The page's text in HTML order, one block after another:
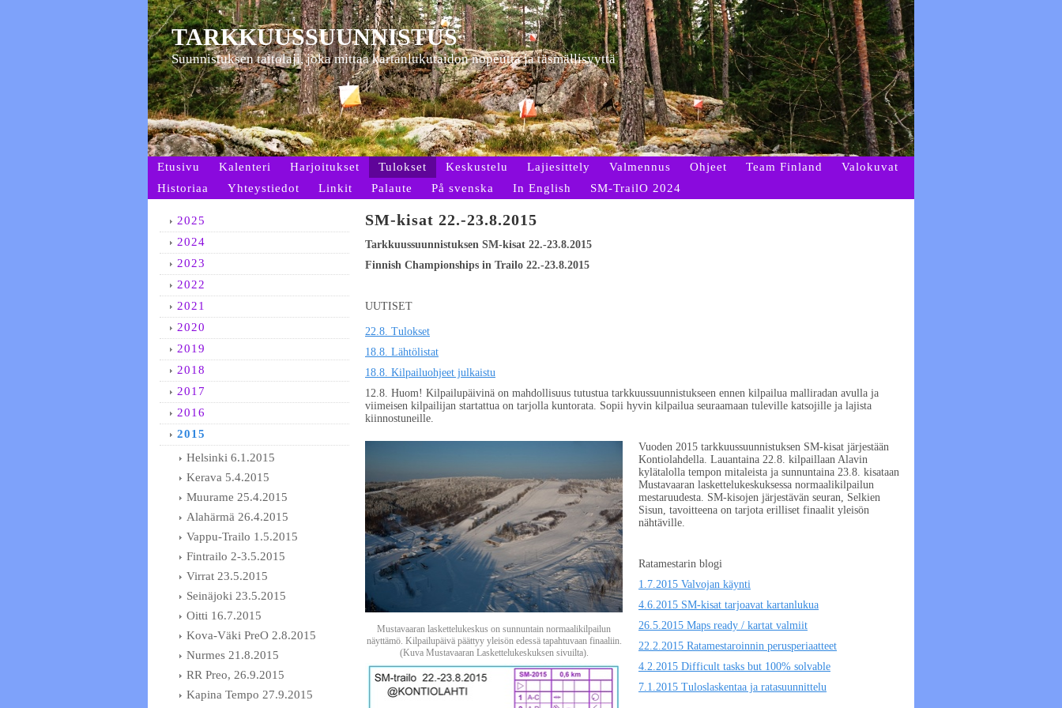
TARKKUUSSUUNNISTUS
Suunnistuksen taitolaji, joka mittaa kartanlukutaidon nopeutta ja täsmällisyyttä
Etusivu Kalenteri Harjoitukset Tulokset Keskustelu Lajiesittely Valmennus Ohjeet Team Finland
Valokuvat
Historiaa
Yhteystiedot Linkit Palaute På svenska In English SM-TrailO 2024
SM-kisat 22.-23.8.2015
Tarkkuussuunnistuksen SM-kisat 22.-23.8.2015
Finnish Championships in Trailo 22.-23.8.2015
UUTISET
22.8. Tulokset
18.8. Lähtölistat
18.8. Kilpailuohjeet julkaistu
12.8. Huom! Kilpailupäivinä on mahdollisuus tutustua tarkkuussuunnistukseen ennen kilpailua malliradan avulla ja
viimeisen kilpailijan startattua on tarjolla kuntorata. Sopii hyvin kilpailua seuraamaan tuleville katsojille ja lajista
kiinnostuneille.
Mustavaaran laskettelukeskus on sunnuntain normaalikilpailun
näyttämö. Kilpailupäivä päättyy yleisön edessä tapahtuvaan finaaliin.
(Kuva Mustavaaran Laskettelukeskuksen sivuilta).
Vuoden 2015 tarkkuussuunnistuksen SM-kisat järjestään
Kontiolahdella. Lauantaina 22.8. kilpaillaan Alavin
kylätalolla tempon mitaleista ja sunnuntaina 23.8. kisataan
Mustavaaran laskettelukeskuksessa normaalikilpailun
mestaruudesta. SM-kisojen järjestävän seuran, Selkien
Sisun, tavoitteena on tarjota erilliset finaalit yleisön
nähtäville.
Ratamestarin blogi
1.7.2015 Valvojan käynti
4.6.2015 SM-kisat tarjoavat kartanlukua
26.5.2015 Maps ready / kartat valmiit
22.2.2015 Ratamestaroinnin perusperiaatteet
4.2.2015 Difficult tasks but 100% solvable
7.1.2015 Tuloslaskentaa ja ratasuunnittelu
2025
2024
2023
2022
2021
2020
2019
2018
2017
2016
2015
Helsinki 6.1.2015
Kerava 5.4.2015
Muurame 25.4.2015
Alahärmä 26.4.2015
Vappu-Trailo 1.5.2015
Fintrailo 2-3.5.2015
Virrat 23.5.2015
Seinäjoki 23.5.2015
Oitti 16.7.2015
Kova-Väki PreO 2.8.2015
Nurmes 21.8.2015
RR Preo, 26.9.2015
Kapina Tempo 27.9.2015